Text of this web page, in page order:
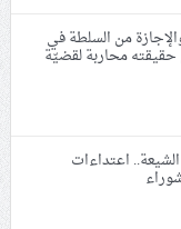
من السلطة في
محاربة لقضيّة
اعتداءات